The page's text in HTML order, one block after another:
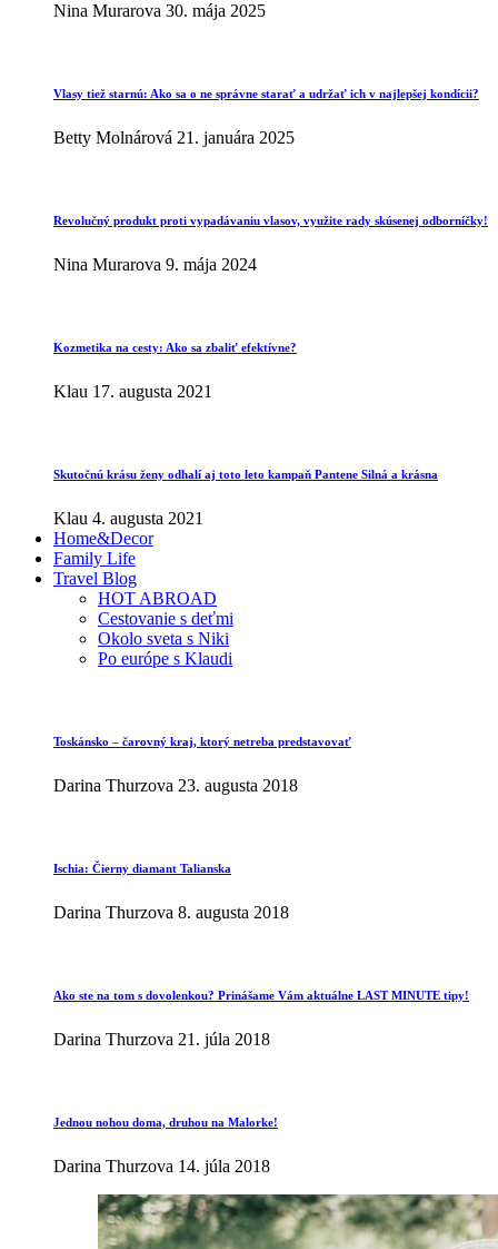
Nina Murarova 30. mája 2025
Vlasy tiež starnú: Ako sa o ne správne starať a udržať ich v najlepšej kondícii?
Betty Molnárová 21. januára 2025
Revolučný produkt proti vypadávaniu vlasov, využite rady skúsenej odborníčky!
Nina Murarova 9. mája 2024
Kozmetika na cesty: Ako sa zbaliť efektívne?
Klau 17. augusta 2021
Skutočnú krásu ženy odhalí aj toto leto kampaň Pantene Silná a krásna
Klau 4. augusta 2021
Home&Decor
Family Life
Travel Blog
HOT ABROAD
Cestovanie s deťmi
Okolo sveta s Niki
Po európe s Klaudi
Toskánsko – čarovný kraj, ktorý netreba predstavovať
Darina Thurzova 23. augusta 2018
Ischia: Čierny diamant Talianska
Darina Thurzova 8. augusta 2018
Ako ste na tom s dovolenkou? Prinášame Vám aktuálne LAST MINUTE tipy!
Darina Thurzova 21. júla 2018
Jednou nohou doma, druhou na Malorke!
Darina Thurzova 14. júla 2018